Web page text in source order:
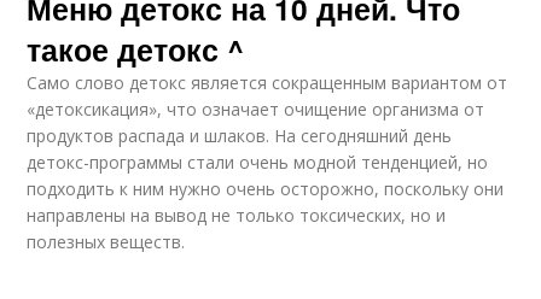
такое детокс ^
Само слово детокс является сокращенным вариантом от
«детоксикация», что означает очищение организма от
продуктов распада и шлаков. На сегодняшний день
детокс-программы стали очень модной тенденцией, но
подходить к ним нужно очень осторожно, поскольку они
направлены на вывод не только токсических, но и
полезных веществ.